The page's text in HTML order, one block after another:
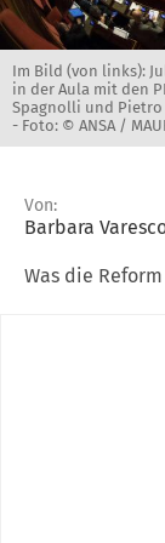
Im Bild (von links):
in der Aula mit den
Spagnolli und Pietro
- Foto: © ANSA /
Von:
Barbara
Was die